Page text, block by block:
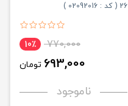
26 ( کد : 02092016 )
770,000 10٪
693,000 تومان
ناموجود